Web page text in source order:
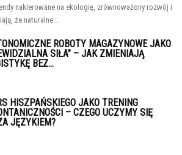
nakierowane na ekologię, zrównoważony rozwój i
że naturalne...
ROBOTY MAGAZYNOWE JAKO
SIŁA” – JAK ZMIENIAJĄ
BEZ...
HISZPAŃSKIEGO JAKO TRENING
– CZEGO UCZYMY SIĘ
JĘZYKIEM?